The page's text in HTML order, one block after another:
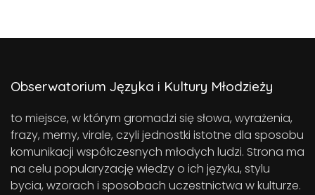
Obserwatorium Języka i Kultury Młodzieży
to miejsce, w którym gromadzi się słowa, wyrażenia,
frazy, memy, virale, czyli jednostki istotne dla sposobu
komunikacji współczesnych młodych ludzi. Strona ma
na celu popularyzację wiedzy o ich języku, stylu
bycia, wzorach i sposobach uczestnictwa w kulturze.